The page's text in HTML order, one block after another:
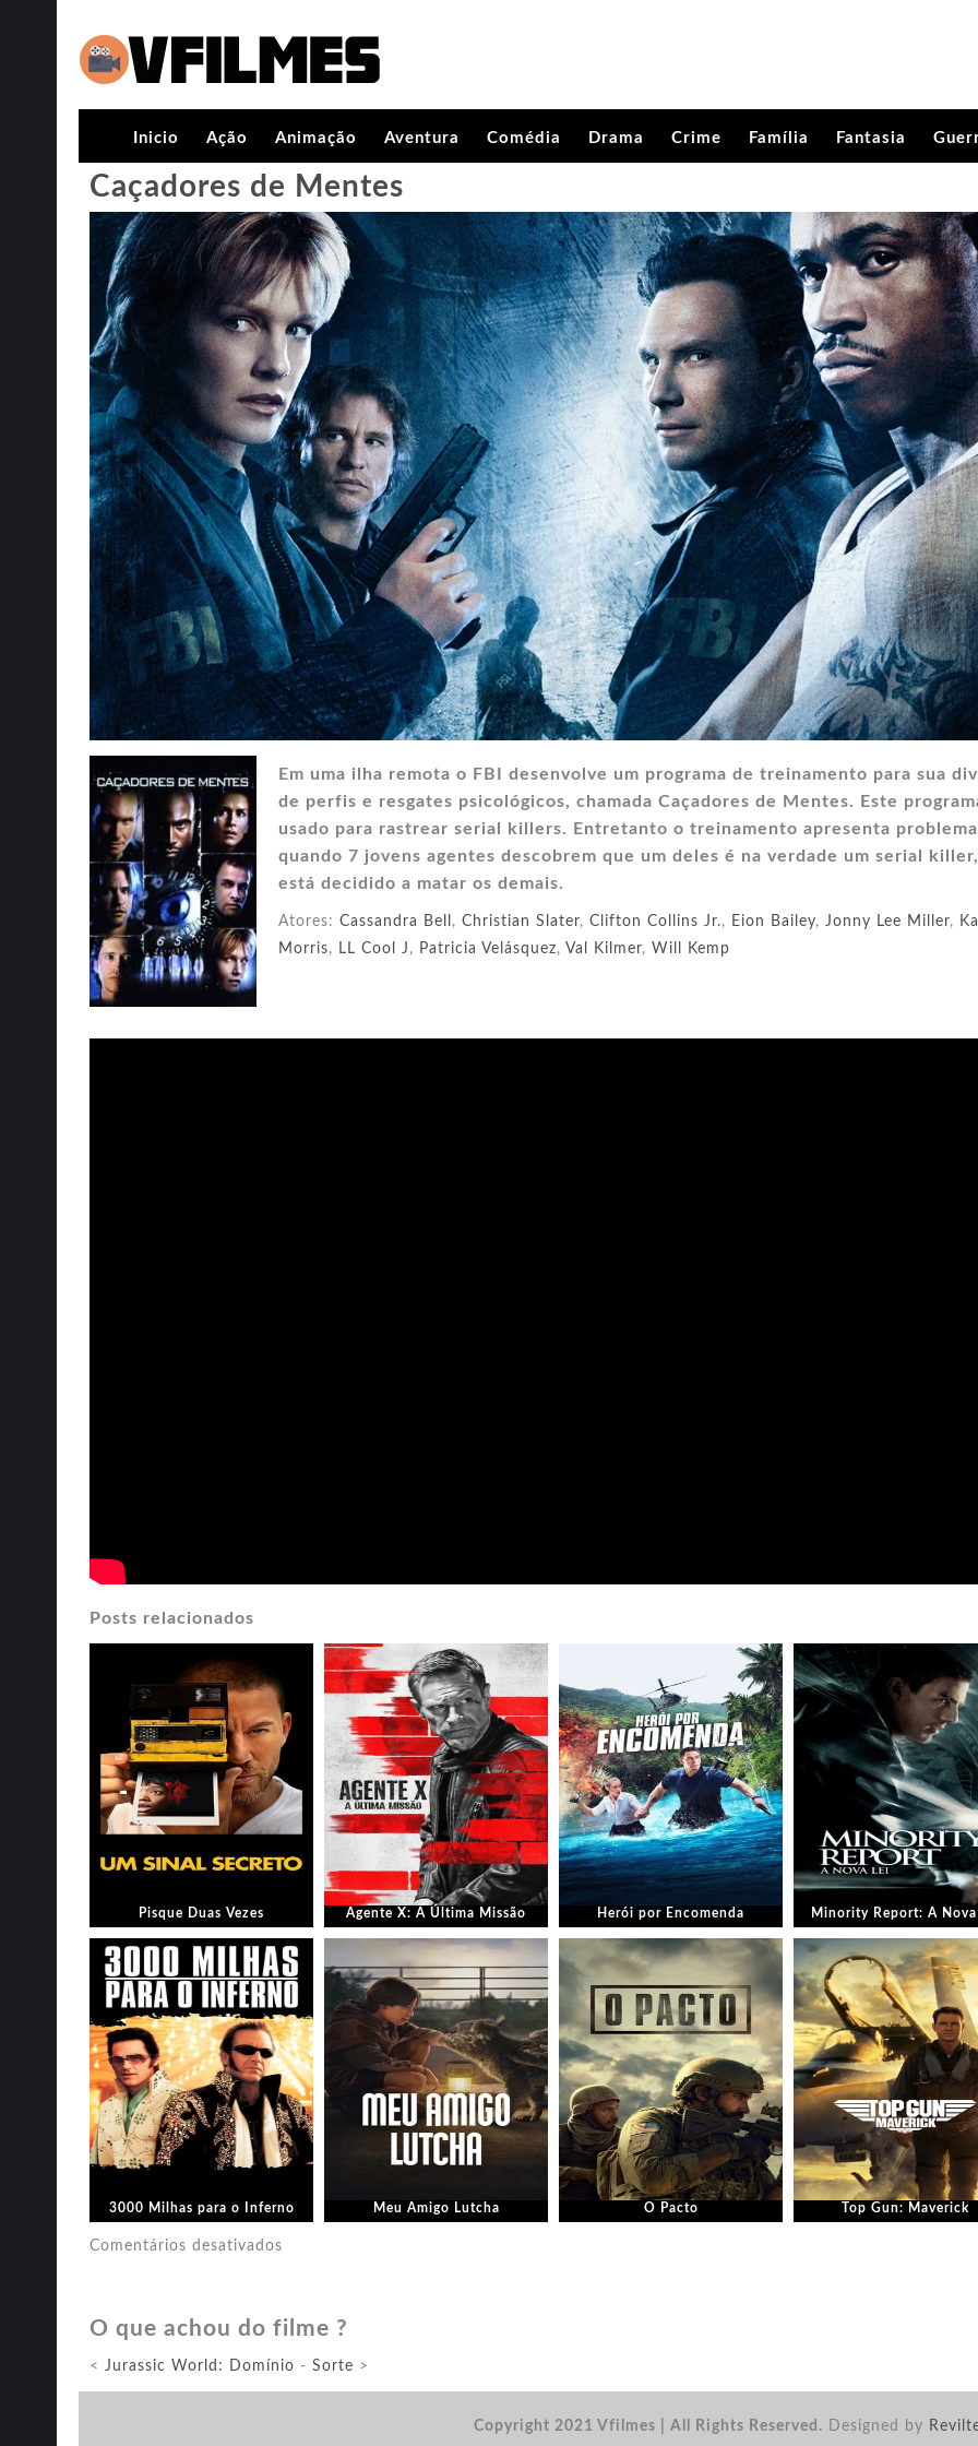
Inicio Ação Animação Aventura Comédia Drama Crime Família Fantasia
Caçadores de Mentes
Em uma ilha remota o FBI desenvolve um programa de treinamento para sua
de perfis e resgates psicológicos, chamada Caçadores de Mentes. Este
usado para rastrear serial killers. Entretanto o treinamento apresenta
quando 7 jovens agentes descobrem que um deles é na verdade um serial
está decidido a matar os demais.
Atores: Cassandra Bell , Christian Slater, Clifton Collins Jr., Eion Bailey, Jonny Lee Miller,
Morris, LL Cool J , Patricia Velásquez, Val Kilmer, Will Kemp
Posts relacionados
Pisque Duas Vezes Agente X: A Última Missão Herói por Encomenda Minority Report: A Nova
3000 Milhas para o Inferno Meu Amigo Lutcha O Pacto Top Gun: Maverick
Comentários desativados
Maverick
O que achou do filme ?
< Jurassic World: Domínio - Sorte >
Copyright 2021 Vfilmes | All Rights Reserved. Designed by